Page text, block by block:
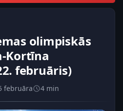
olimpiskās
Kortīna
februāris)
februāra 4 min